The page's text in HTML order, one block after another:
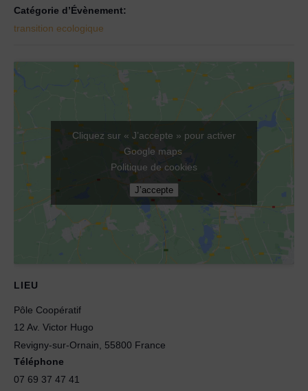
Catégorie d’Évènement:
transition ecologique
LIEU
Pôle Coopératif
12 Av. Victor Hugo
Revigny-sur-Ornain
55800 France
Téléphone
07 69 37 47 41
Cliquez sur « J’accepte » pour activer
Google maps
Politique de cookies
J’accepte